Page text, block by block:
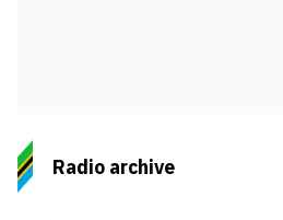
Radio archive